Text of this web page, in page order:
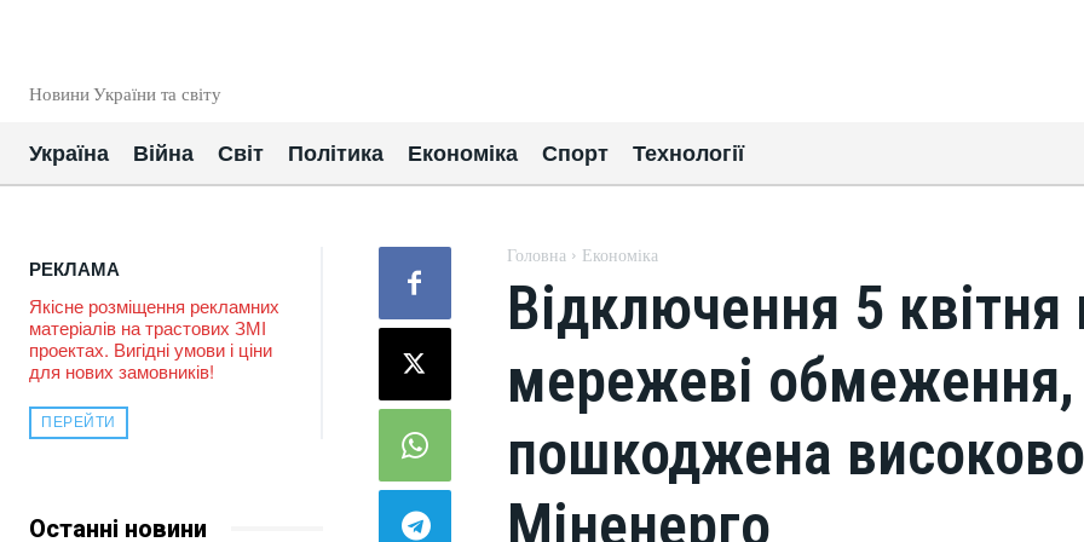
Новини України та світу
Україна Війна Світ Політика Економіка Спорт Технології
РЕКЛАМА
Якісне розміщення рекламних
матеріалів на трастових ЗМІ
проектах. Вигідні умови і ціни
для нових замовників!
ПЕРЕЙТИ
Останні новини
Головна Економіка
Відключення 5
мережеві обмеження,
пошкоджена
Міненерго